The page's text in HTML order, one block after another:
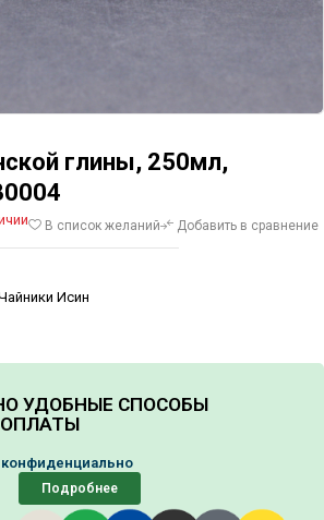
глины, 250мл,
В список желаний Добавить в сравнение
Исин
УДОБНЫЕ СПОСОБЫ
ОПЛАТЫ
конфиденциально
Подробнее